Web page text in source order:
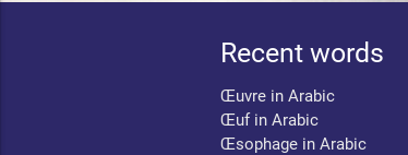
Recent words
Œuvre in Arabic
Œuf in Arabic
Œsophage in Arabic